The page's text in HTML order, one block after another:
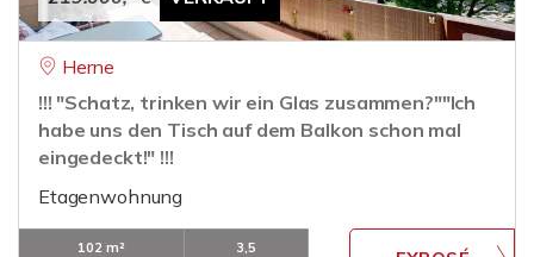
Herne
!!! "Schatz, trinken wir ein Glas zusammen?""Ich
habe uns den Tisch auf dem Balkon schon mal
eingedeckt!" !!!
Etagenwohnung
102 m²
3,5